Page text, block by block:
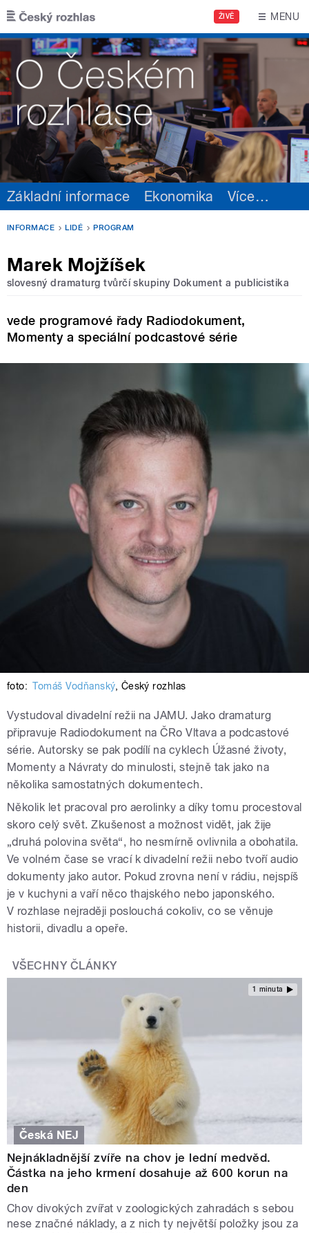
Přejít k hlavnímu obsahu
ŽIVĚ MENU
Základní informace Ekonomika Více…
INFORMACE LIDÉ PROGRAM
Marek Mojžíšek
slovesný dramaturg tvůrčí skupiny Dokument a publicistika
vede programové řady Radiodokument,
Momenty a speciální podcastové série
foto: Tomáš Vodňanský, Český rozhlas
Vystudoval divadelní režii na JAMU. Jako dramaturg
připravuje Radiodokument na ČRo Vltava a podcastové
série. Autorsky se pak podílí na cyklech Úžasné životy,
Momenty a Návraty do minulosti, stejně tak jako na
několika samostatných dokumentech.
Několik let pracoval pro aerolinky a díky tomu procestoval
skoro celý svět. Zkušenost a možnost vidět, jak žije
„druhá polovina světa“, ho nesmírně ovlivnila a obohatila.
Ve volném čase se vrací k divadelní režii nebo tvoří audio
dokumenty jako autor. Pokud zrovna není v rádiu, nejspíš
je v kuchyni a vaří něco thajského nebo japonského.
V rozhlase nejraději poslouchá cokoliv, co se věnuje
historii, divadlu a opeře.
VŠECHNY ČLÁNKY
1 minuta
Česká NEJ
Nejnákladnější zvíře na chov je lední medvěd.
Částka na jeho krmení dosahuje až 600 korun na
den
Chov divokých zvířat v zoologických zahradách s sebou
nese značné náklady, a z nich ty největší položky jsou za